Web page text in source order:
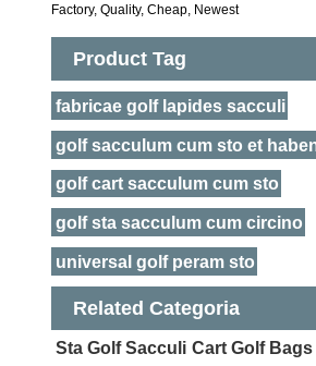
Factory, Quality, Cheap, Newest
Product Tag
fabricae golf lapides sacculi
golf sacculum cum sto et
golf cart sacculum cum sto
golf sta sacculum cum circino
universal golf peram sto
Related Categoria
Sta Golf Sacculi Cart Golf Bags